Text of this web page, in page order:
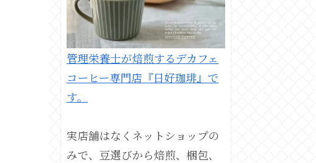
管理栄養士が焙煎するデカフェ
コーヒー専門店『日好珈琲』で
す。
実店舗はなくネットショップの
みで、豆選びから焙煎、梱包、